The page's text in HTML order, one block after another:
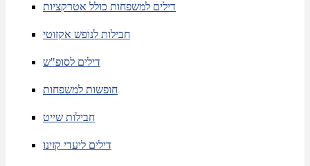
דילים למשפחות כולל אטרקציות
חבילות לנופש אקזוטי
דילים לסופ"ש
חופשות למשפחות
חבילות שייט
דילים ליעדי קזינו